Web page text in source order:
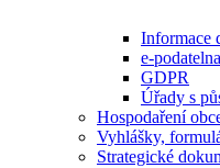
Informace
e-podatelna
GDPR
Úřady s
Hospodaření
Vyhlášky,
Strategické